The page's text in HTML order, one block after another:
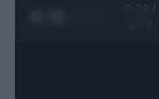
0:29 /